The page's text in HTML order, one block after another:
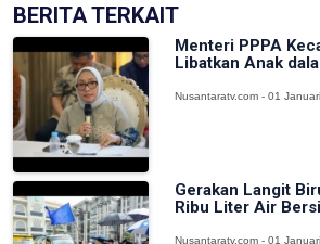
BERITA TERKAIT
Menteri PPPA
Libatkan Anak
Nusantaratv.com - 01
Gerakan Langit
Ribu Liter Air
Nusantaratv.com - 01